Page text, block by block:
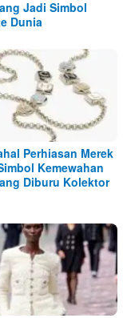
Jadi Simbol
Dunia
Perhiasan Merek
Kemewahan
Diburu Kolektor